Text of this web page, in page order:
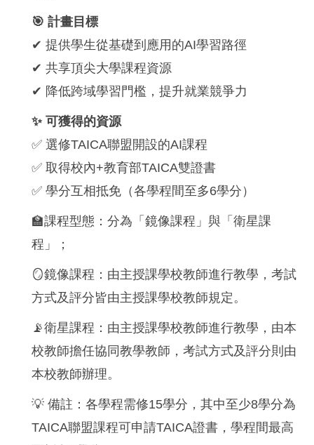
🎯 計畫目標
✔ 提供學生從基礎到應用的AI學習路徑
✔ 共享頂尖大學課程資源
✔ 降低跨域學習門檻，提升就業競爭力
✨ 可獲得的資源
✅ 選修TAICA聯盟開設的AI課程
✅ 取得校內+教育部TAICA雙證書
✅ 學分互相抵免（各學程間至多6學分）
🏫課程型態：分為「鏡像課程」與「衛星課
程」；
🪞鏡像課程：由主授課學校教師進行教學，考試
方式及評分皆由主授課學校教師規定。
📡衛星課程：由主授課學校教師進行教學，由本
校教師擔任協同教學教師，考試方式及評分則由
本校教師辦理。
💡 備註：各學程需修15學分，其中至少8學分為
TAICA聯盟課程可申請TAICA證書，學程間最高